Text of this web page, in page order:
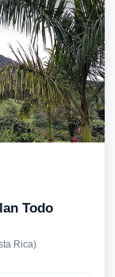
Todo
Rica)